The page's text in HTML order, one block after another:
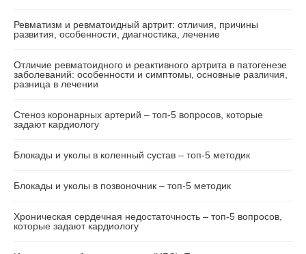
Ревматизм и ревматоидный артрит: отличия, причины
развития, особенности, диагностика, лечение
Отличие ревматоидного и реактивного артрита в патогенезе
заболеваний: особенности и симптомы, основные различия,
разница в лечении
Стеноз коронарных артерий – топ-5 вопросов, которые
задают кардиологу
Блокады и уколы в коленный сустав – топ-5 методик
Блокады и уколы в позвоночник – топ-5 методик
Хроническая сердечная недостаточность – топ-5 вопросов,
которые задают кардиологу